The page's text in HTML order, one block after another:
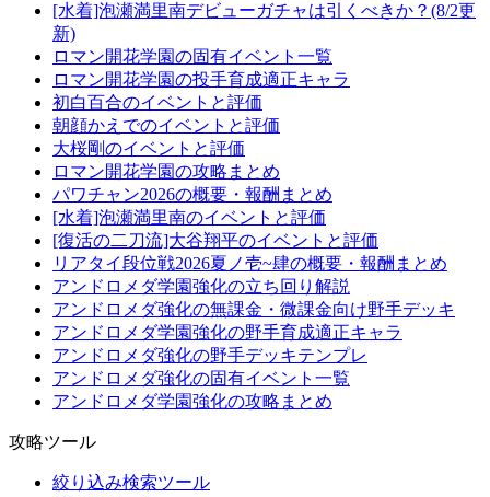
[水着]泡瀬満里南デビューガチャは引くべきか？(8/2更
新)
ロマン開花学園の固有イベント一覧
ロマン開花学園の投手育成適正キャラ
初白百合のイベントと評価
朝顔かえでのイベントと評価
大桜剛のイベントと評価
ロマン開花学園の攻略まとめ
パワチャン2026の概要・報酬まとめ
[水着]泡瀬満里南のイベントと評価
[復活の二刀流]大谷翔平のイベントと評価
リアタイ段位戦2026夏ノ壱~肆の概要・報酬まとめ
アンドロメダ学園強化の立ち回り解説
アンドロメダ強化の無課金・微課金向け野手デッキ
アンドロメダ学園強化の野手育成適正キャラ
アンドロメダ強化の野手デッキテンプレ
アンドロメダ強化の固有イベント一覧
アンドロメダ学園強化の攻略まとめ
攻略ツール
絞り込み検索ツール